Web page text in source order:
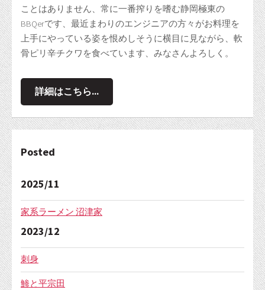
ことはありません、常に一番搾りを嗜む静岡極東の
BBQerです、最近まわりのエンジニアの方々がお料理を
上手にやっている姿を恨めしそうに横目に見ながら、軟
骨ピリ辛チクワを食べています、みなさんよろしく。
詳細はこちら...
Posted
2025/11
家系ラーメン 沼津家
2023/12
刺身
鯵と平宗田